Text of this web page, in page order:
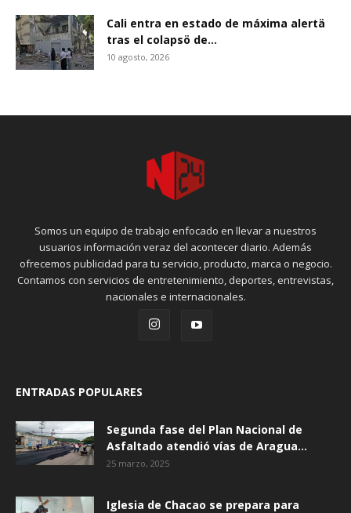
Cali entra en estado de máxima alertä
tras el colapsö de...
10 agosto, 2026
Somos un equipo de trabajo enfocado en llevar a nuestros
usuarios información veraz del acontecer diario. Además
ofrecemos publicidad para tu servicio, producto, marca o negocio.
Contamos con servicios de entretenimiento, deportes, entrevistas,
nacionales e internacionales.
ENTRADAS POPULARES
Segunda fase del Plan Nacional de
Asfaltado atendió vías de Aragua...
25 marzo, 2025
Iglesia de Chacao se prepara para